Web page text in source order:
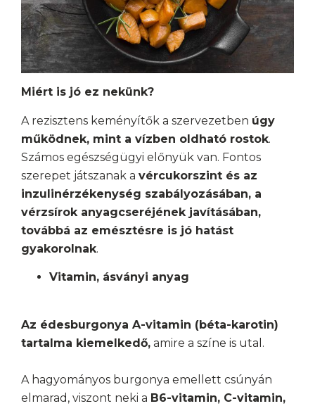
Miért is jó ez nekünk?
A rezisztens keményítők a szervezetben úgy
működnek, mint a vízben oldható rostok.
Számos egészségügyi előnyük van. Fontos
szerepet játszanak a vércukorszint és az
inzulinérzékenység szabályozásában, a
vérzsírok anyagcseréjének javításában,
továbbá az emésztésre is jó hatást
gyakorolnak.
Vitamin, ásványi anyag
Az édesburgonya A-vitamin (béta-karotin)
tartalma kiemelkedő, amire a színe is utal.
A hagyományos burgonya emellett csúnyán
elmarad, viszont neki a B6-vitamin, C-vitamin,